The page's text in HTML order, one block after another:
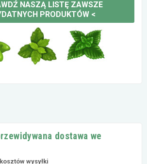
NASZĄ LISTĘ ZAWSZE
PRODUKTÓW <
dostawa we
wysyłki